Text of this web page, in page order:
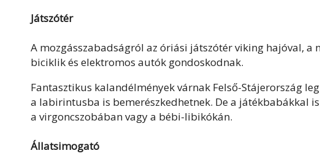
Játszótér
A mozgásszabadságról az óriási játszótér viking hajóval, a
biciklik és elektromos autók gondoskodnak.
Fantasztikus kalandélmények várnak Felső-Stájerország
a labirintusba is bemerészkedhetnek. De a játékbabákkal
a virgoncszobában vagy a bébi-libikókán.
Állatsimogató